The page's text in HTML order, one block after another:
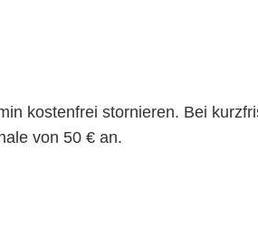
kostenfrei stornieren. Bei
von 50 € an.